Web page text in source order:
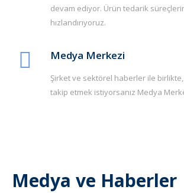
devam ediyor. Ürün tedarik
hızlandırıyoruz.
Medya Merkezi
Şirket ve sektörel haberler ile birlikte,
takip etmek istiyorsanız Medya
Medya ve Haberler